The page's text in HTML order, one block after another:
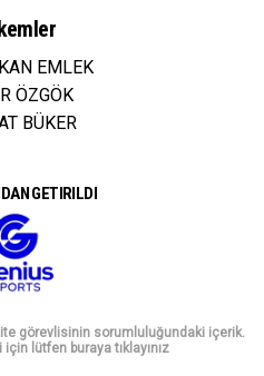
EMLEK
ÖZGÖK
BÜKER
GETIRILDI
görevlisinin sorumluluğundaki içerik.
lütfen buraya tıklayınız